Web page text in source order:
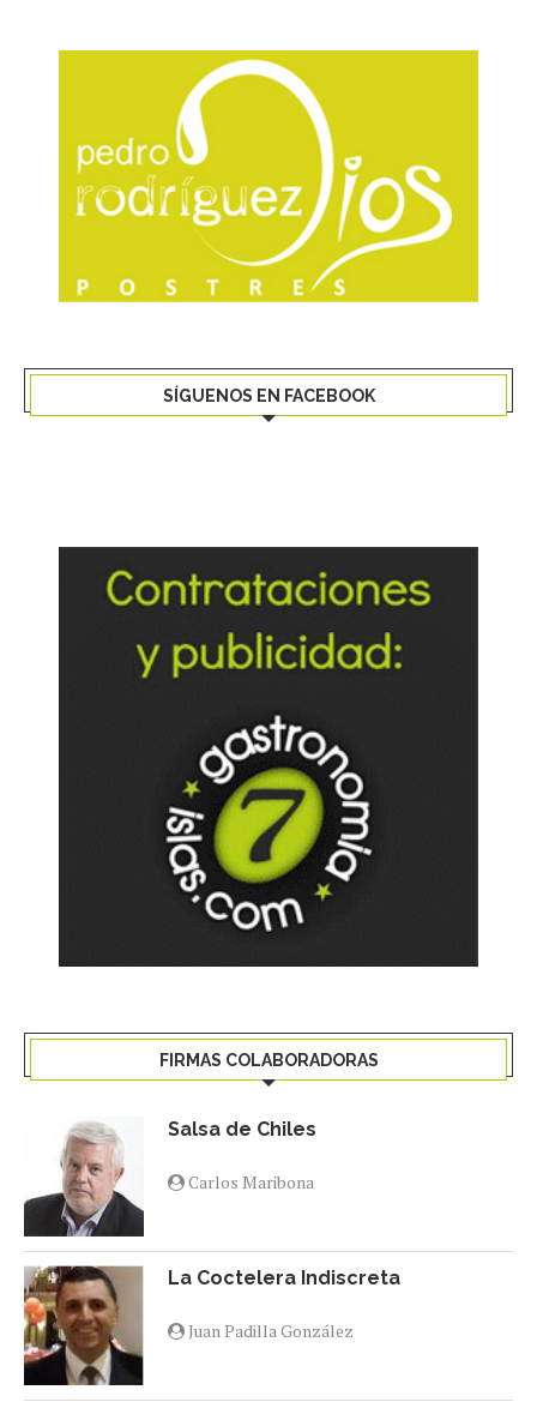
SÍGUENOS EN FACEBOOK
FIRMAS COLABORADORAS
Salsa de Chiles
Carlos Maribona
La Coctelera Indiscreta
Juan Padilla González